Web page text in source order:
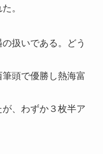
。
扱いである。どう
頭で優勝し熱海富
、わずか３枚半ア